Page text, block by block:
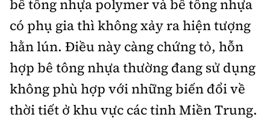
bê tông nhựa polymer và bê tông nhựa
có phụ gia thì không xảy ra hiện tượng
hằn lún. Điều này càng chứng tỏ, hỗn
hợp bê tông nhựa thường đang sử dụng
không phù hợp với những biến đổi về
thời tiết ở khu vực các tỉnh Miền Trung.